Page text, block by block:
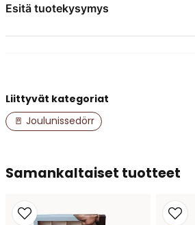
Esitä tuotekysymys
name
Nimi
email
Sähköpostiosoite
Samankaltaiset tuotteet
Liittyvät kategoriat
🚪 Joulunissedörr